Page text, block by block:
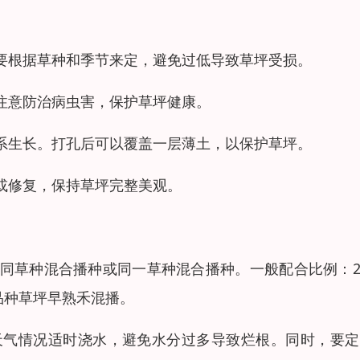
据草种和季节来定，避免过低导致草坪受损。
防治病虫害，保护草坪健康。
长。打孔后可以覆盖一层薄土，以保护草坪。
复，保持草坪完整美观。
草种混合播种或同一草种混合播种。一般配合比例：
草坪早熟禾混播。
情况适时浇水，避免水分过多导致烂根。同时，要